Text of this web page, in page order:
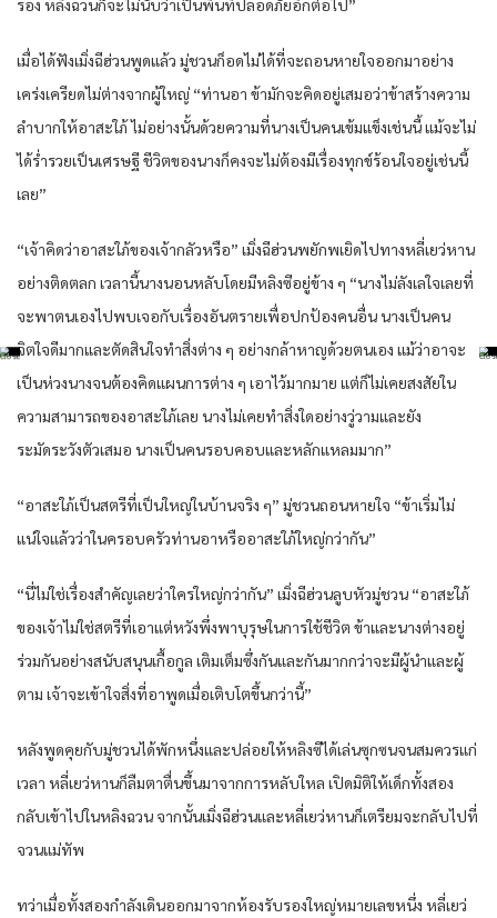
รอง หลิงฉวนก็จะไม่นับว่าเป็นพื้นที่ปลอดภัยอีกต่อไป”
เมื่อได้ฟังเมิ่งฉีฮ่วนพูดแล้ว มู่ชวนก็อดไม่ได้ที่จะถอนหายใจออกมาอย่าง
เคร่งเครียดไม่ต่างจากผู้ใหญ่ “ท่านอา ข้ามักจะคิดอยู่เสมอว่าข้าสร้างความ
ลำบากให้อาสะใภ้ ไม่อย่างนั้นด้วยความที่นางเป็นคนเข้มแข็งเช่นนี้ แม้จะไม่
ได้ร่ำรวยเป็นเศรษฐี ชีวิตของนางก็คงจะไม่ต้องมีเรื่องทุกข์ร้อนใจอยู่เช่นนี้
เลย”
“เจ้าคิดว่าอาสะใภ้ของเจ้ากลัวหรือ” เมิ่งฉีฮ่วนพยักพเยิดไปทางหลี่เยว่หาน
อย่างติดตลก เวลานี้นางนอนหลับโดยมีหลิงซีอยู่ข้าง ๆ “นางไม่ลังเลใจเลยที่
จะพาตนเองไปพบเจอกับเรื่องอันตรายเพื่อปกป้องคนอื่น นางเป็นคน
จิตใจดีมากและตัดสินใจทำสิ่งต่าง ๆ อย่างกล้าหาญด้วยตนเอง แม้ว่าอาจะ
เป็นห่วงนางจนต้องคิดแผนการต่าง ๆ เอาไว้มากมาย แต่ก็ไม่เคยสงสัยใน
ความสามารถของอาสะใภ้เลย นางไม่เคยทำสิ่งใดอย่างวู่วามและยัง
ระมัดระวังตัวเสมอ นางเป็นคนรอบคอบและหลักแหลมมาก”
“อาสะใภ้เป็นสตรีที่เป็นใหญ่ในบ้านจริง ๆ” มู่ชวนถอนหายใจ “ข้าเริ่มไม่
แน่ใจแล้วว่าในครอบครัวท่านอาหรืออาสะใภ้ใหญ่กว่ากัน”
“นี่ไม่ใช่เรื่องสำคัญเลยว่าใครใหญ่กว่ากัน” เมิ่งฉีฮ่วนลูบหัวมู่ชวน “อาสะใภ้
ของเจ้าไม่ใช่สตรีที่เอาแต่หวังพึ่งพาบุรุษในการใช้ชีวิต ข้าและนางต่างอยู่
ร่วมกันอย่างสนับสนุนเกื้อกูล เติมเต็มซึ่งกันและกันมากกว่าจะมีผู้นำและผู้
ตาม เจ้าจะเข้าใจสิ่งที่อาพูดเมื่อเติบโตขึ้นกว่านี้”
หลังพูดคุยกับมู่ชวนได้พักหนึ่งและปล่อยให้หลิงซีได้เล่นซุกซนจนสมควรแก่
เวลา หลี่เยว่หานก็ลืมตาตื่นขึ้นมาจากการหลับใหล เปิดมิติให้เด็กทั้งสอง
กลับเข้าไปในหลิงฉวน จากนั้นเมิ่งฉีฮ่วนและหลี่เยว่หานก็เตรียมจะกลับไปที่
จวนแม่ทัพ
ทว่าเมื่อทั้งสองกำลังเดินออกมาจากห้องรับรองใหญ่หมายเลขหนึ่ง หลี่เยว่